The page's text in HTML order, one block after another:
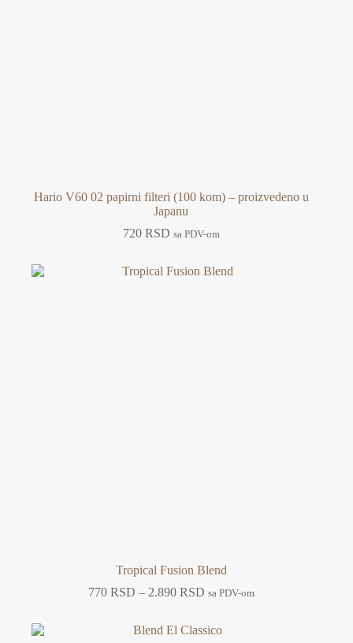
Hario V60 02 papirni filteri (100 kom) – proizvedeno u
Japanu
720 RSD sa PDV-om
Tropical Fusion Blend
770 RSD – 2.890 RSDRaspon
770 RSD
sa PDV-om